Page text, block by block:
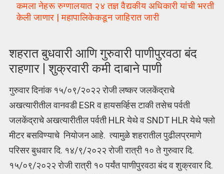
कमला नेहरू रुग्णालयात २४ तज्ञ वैद्यकीय अधिकारी यांची भरती
केली जाणार | महापालिकेकडून जाहिरात जारी
शहरात बुधवारी आणि गुरुवारी पाणीपुरवठा बंद
राहणार | शुक्रवारी कमी दाबाने पाणी
गुरुवार दिनांक १५/०९/२०२२ रोजी लष्कर जलकेंद्राचे
अखत्यारीतील वानवडी ESR व हायसर्व्हिस टाकी तसेच पर्वती
जलकेंद्राचे अखत्यारीतील पर्वती HLR येथे व SNDT HLR येथे फ्लो
मीटर बसविण्याचे नियोजन आहे. त्यामुळे शहरातील पुढीलप्रमाणे
परिसर बुधवार दि. १४/९/२०२२ रोजी रात्री १० ते गुरुवार दि.
१५/०९/२०२२ रोजी रात्री १० पर्यंत पाणीपुरवठा बंद व शुक्रवार दि.